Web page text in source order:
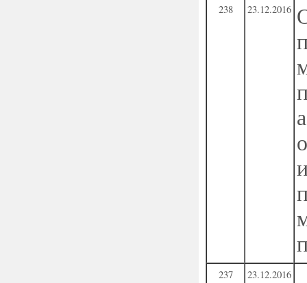
238 23.12.2016
237 23.12.2016